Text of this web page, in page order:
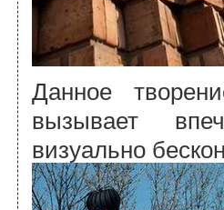
Данное
вызывает
визуально